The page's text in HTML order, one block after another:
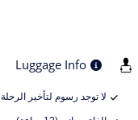
Luggage Info
لا توجد رسوم لتأخير الرحلة